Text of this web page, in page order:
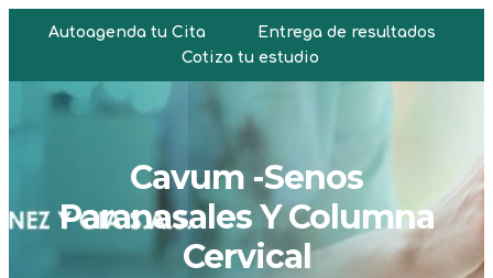
Autoagenda tu Cita
Entrega de resultados
Cotiza tu estudio
Cavum -Senos
Paranasales Y Columna
Cervical